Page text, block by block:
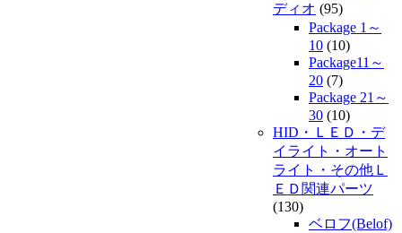
ディオ (95)
Package 1～
10 (10)
Package11～
20 (7)
Package 21～
30 (10)
HID・ＬＥＤ・デ
イライト・オート
ライト・その他Ｌ
ＥＤ関連パーツ
(130)
ベロフ(Belof)